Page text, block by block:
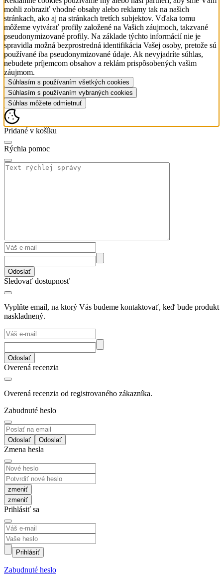
mohli zobraziť vhodné obsahy alebo reklamy tak na našich
stránkach, ako aj na stránkach tretích subjektov. Vďaka tomu
môžeme vytvárať profily založené na Vašich záujmoch, takzvané
pseudonymizované profily. Na základe týchto informácií nie je
spravidla možná bezprostredná identifikácia Vašej osoby, pretože sú
používané iba pseudonymizované údaje. Ak nevyjadríte súhlas,
nebudete príjemcom obsahov a reklám prispôsobených vašim
záujmom.
Súhlasím s používaním všetkých cookies
Súhlasím s používaním vybraných cookies
Súhlas môžete odmietnuť
Pridané v košíku
Rýchla pomoc
Odoslať
Sledovať dostupnosť
Vyplňte email, na ktorý Vás budeme kontaktovať, keď bude produkt
naskladnený.
Odoslať
Overená recenzia
Overená recenzia od registrovaného zákazníka.
Zabudnuté heslo
Odoslať
Zmena hesla
zmeniť
Prihlásiť sa
Prihlásiť
Zabudnuté heslo